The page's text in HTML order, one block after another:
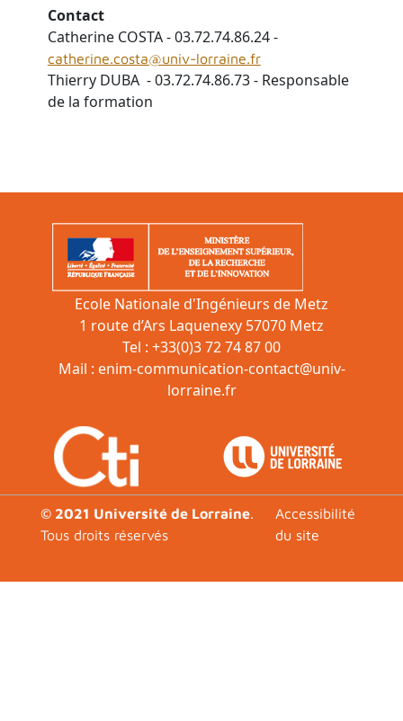
Contact
Catherine COSTA - 03.72.74.86.24 -
catherine.costa@univ-lorraine.fr
Thierry DUBA - 03.72.74.86.73 - Responsable
de la formation
Ecole Nationale d'Ingénieurs de Metz
1 route d’Ars Laquenexy 57070 Metz
Tel : +33(0)3 72 74 87 00
Mail : enim-communication-contact@univ-
lorraine.fr
© 2021 Université de Lorraine.
Tous droits réservés
Footer
Accessibilité
du site